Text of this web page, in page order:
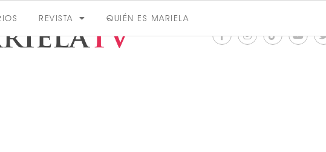
REVISTA QUIÉN ES MARIELA